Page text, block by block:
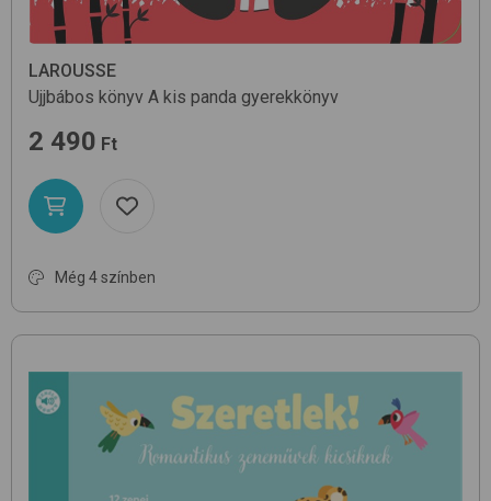
LAROUSSE
Ujjbábos könyv A kis panda gyerekkönyv
2 490 Ft
Még 4 színben